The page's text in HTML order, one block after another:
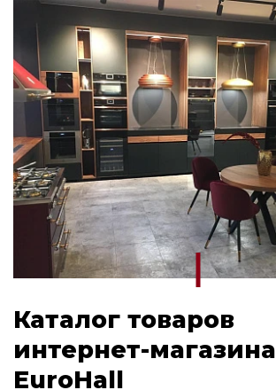
Каталог товаров
интернет-магазина
EuroHall